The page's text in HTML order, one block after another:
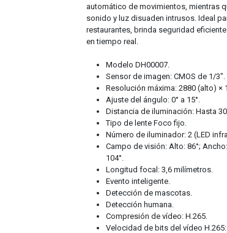
automático de movimientos, mientras
sonido y luz disuaden intrusos. Ideal
restaurantes, brinda seguridad
en tiempo real.
Modelo DH00007.
Sensor de imagen: CMOS de 1/3″.
Resolución máxima: 2880 (alto) ×
Ajuste del ángulo: 0° a 15°.
Distancia de iluminación: Hasta
Tipo de lente Foco fijo.
Número de iluminador: 2 (LED
Campo de visión: Alto: 86°;
104°.
Longitud focal: 3,6 milímetros.
Evento inteligente.
Detección de mascotas.
Detección humana.
Compresión de vídeo: H.265.
Velocidad de bits del vídeo